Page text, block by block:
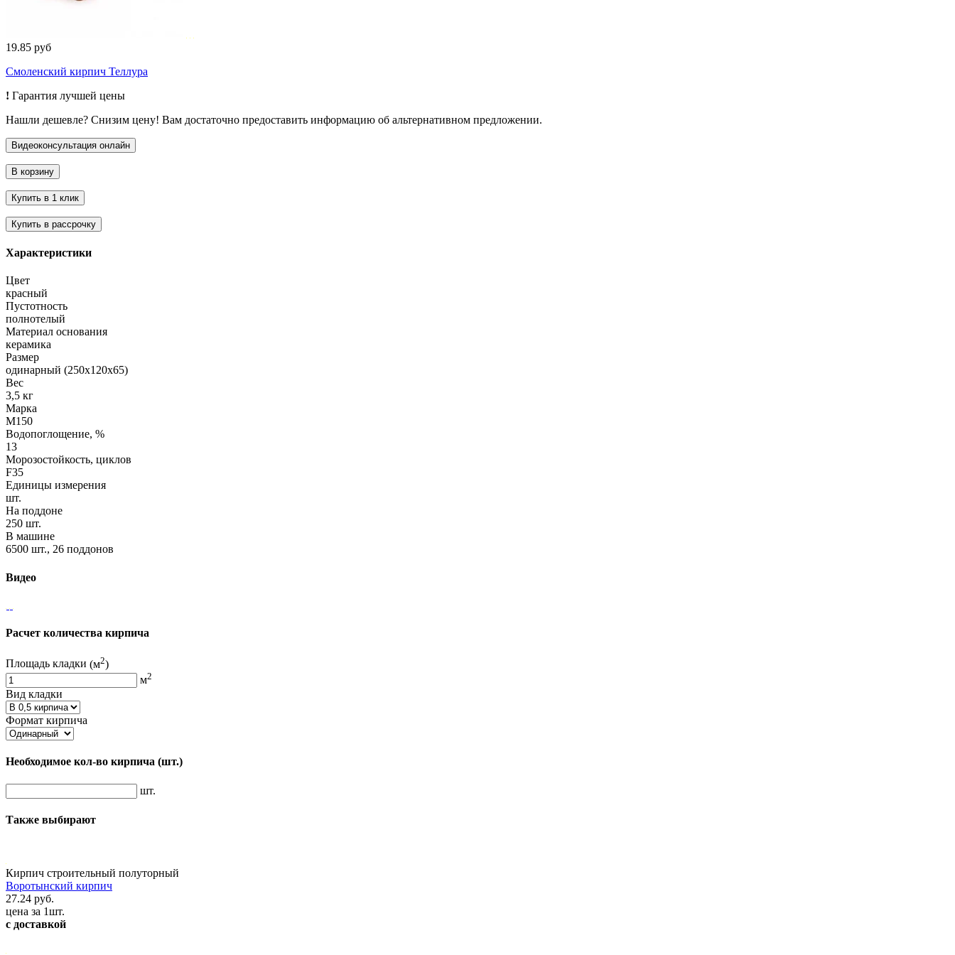
19.85 руб
Смоленский кирпич Теллура
! Гарантия лучшей цены
Нашли дешевле? Снизим цену! Вам достаточно предоставить информацию об альтернативном предложении.
Характеристики
Цвет
красный
Пустотность
полнотелый
Материал основания
керамика
Размер
одинарный (250х120х65)
Вес
3,5 кг
Марка
М150
Водопоглощение, %
13
Морозостойкость, циклов
F35
Единицы измерения
шт.
На поддоне
250 шт.
В машине
6500 шт., 26 поддонов
Видео
Расчет количества кирпича
Площадь кладки (м2)
м2
Вид кладки
Формат кирпича
Необходимое кол-во кирпича (шт.)
шт.
Также выбирают
Кирпич строительный полуторный
Воротынский кирпич
27.24 руб.
цена за 1шт.
с доставкой